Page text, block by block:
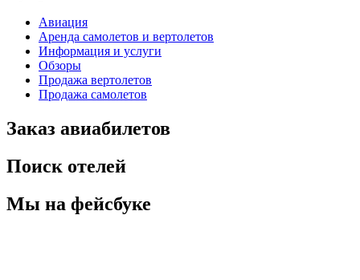
Авиация
Аренда самолетов и вертолетов
Информация и услуги
Обзоры
Продажа вертолетов
Продажа самолетов
Заказ авиабилетов
Поиск отелей
Мы на фейсбуке